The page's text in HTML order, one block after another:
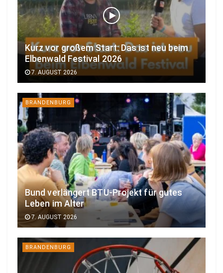
Kurz vor großem Start: Das ist neu beim
Elbenwald Festival 2026
7. AUGUST 2026
BRANDENBURG
Bund verlängert BTU-Projekt für gutes
Leben im Alter
7. AUGUST 2026
BRANDENBURG